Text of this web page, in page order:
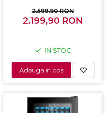
Clasa E, Display, Functie
super racire, Blocare
2.599,90 RON
2.199,90 RON
IN STOC
Adauga in cos